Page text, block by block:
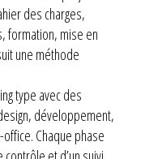
des charges,
formation, mise en
une méthode
type avec des
développement,
Chaque phase